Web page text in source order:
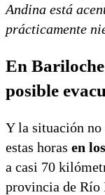
Andina está
prácticamente
En
posible
Y la situación
estas horas en
a casi 70
provincia de Río